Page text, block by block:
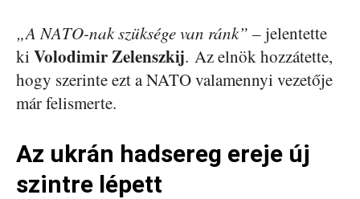
„A NATO-nak szüksége van ránk” – jelentette
ki Volodimir Zelenszkij. Az elnök hozzátette,
hogy szerinte ezt a NATO valamennyi vezetője
már felismerte.
Az ukrán hadsereg ereje új
szintre lépett